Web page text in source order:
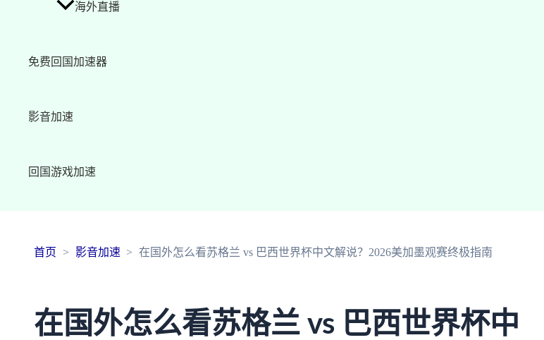
海外直播
免费回国加速器
影音加速
回国游戏加速
首页 影音加速 在国外怎么看苏格兰 vs 巴西世界杯中文解说？2026美加墨观赛终极指南
在国外怎么看苏格兰 vs 巴西世界杯中